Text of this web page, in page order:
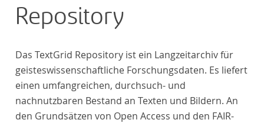
Repository
Das TextGrid Repository ist ein Langzeitarchiv für
geisteswissenschaftliche Forschungsdaten. Es liefert
einen umfangreichen, durchsuch- und
nachnutzbaren Bestand an Texten und Bildern. An
den Grundsätzen von Open Access und den FAIR-